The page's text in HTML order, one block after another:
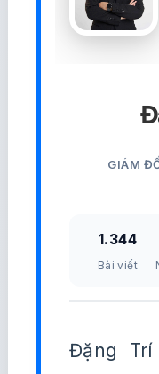
GIÁM
1.344
Bài viết
Đặng